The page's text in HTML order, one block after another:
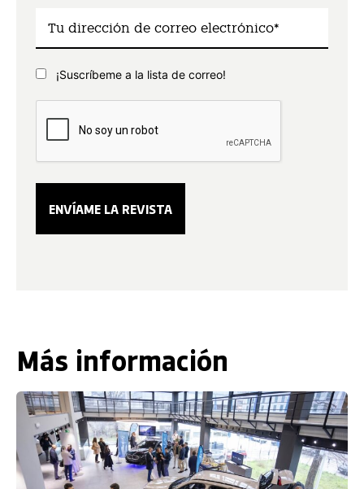
¡Suscríbeme a la lista de correo!
Más información